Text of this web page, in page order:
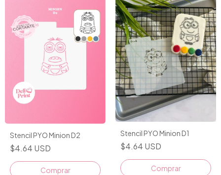
Stencil PYO Minion D2
$4.64 USD
Comprar
Stencil PYO Minion D1
$4.64 USD
Comprar